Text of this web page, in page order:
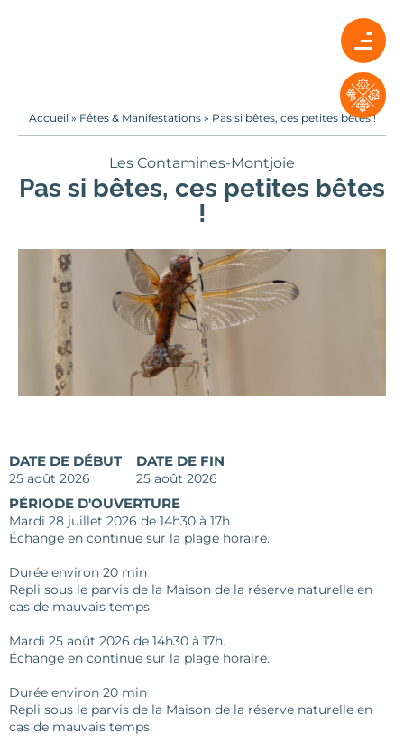
Accueil » Fêtes & Manifestations» Pas si bêtes, ces petites bêtes !
Les Contamines-Montjoie
Pas si bêtes, ces petites bêtes
!
DATE DE DÉBUT
25 août 2026
DATE DE FIN
25 août 2026
PÉRIODE D'OUVERTURE
Mardi 28 juillet 2026 de 14h30 à 17h.
Échange en continue sur la plage horaire.
Durée environ 20 min
Repli sous le parvis de la Maison de la réserve naturelle en
cas de mauvais temps.
Mardi 25 août 2026 de 14h30 à 17h.
Échange en continue sur la plage horaire.
Durée environ 20 min
Repli sous le parvis de la Maison de la réserve naturelle en
cas de mauvais temps.